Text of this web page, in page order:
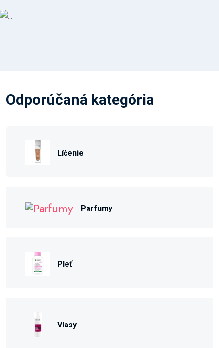
Odporúčaná kategória
Líčenie
Parfumy
Pleť
Vlasy